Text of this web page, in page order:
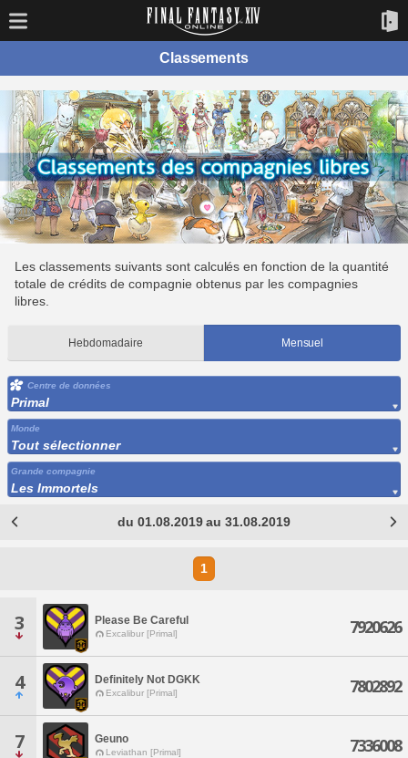
Classements
Les classements suivants sont calculés en fonction de la quantité
totale de crédits de compagnie obtenus par les compagnies
libres.
Hebdomadaire Mensuel
Centre de données
Primal
Monde
Tout sélectionner
Grande compagnie
Les Immortels
du 01.08.2019 au 31.08.2019
1
3 Please Be Careful
Excalibur [Primal] 7920626
4 Definitely Not DGKK
Excalibur [Primal] 7802892
7 Geuno
Leviathan [Primal] 7336008